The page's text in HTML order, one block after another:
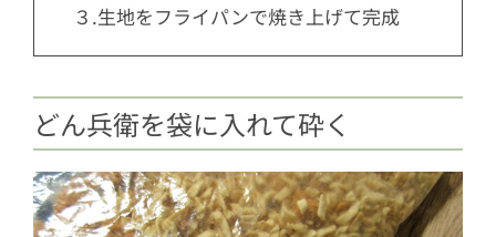
３.生地をフライパンで焼き上げて完成
どん兵衛を袋に入れて砕く